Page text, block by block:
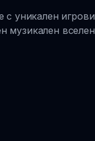
уникален
музикален